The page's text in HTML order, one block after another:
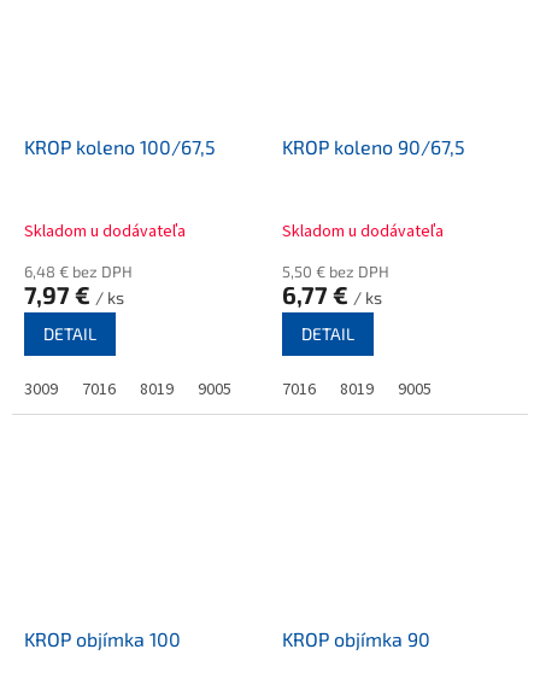
KROP koleno 100/67,5
Skladom u dodávateľa
6,48 € bez DPH
7,97 € / ks
DETAIL
3009 7016 8019 9005
KROP koleno 90/67,5
Skladom u dodávateľa
5,50 € bez DPH
6,77 € / ks
DETAIL
7016 8019 9005
KROP objímka 100 KROP objímka 90